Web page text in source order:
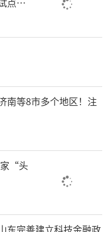
南等8市多个地区！注
家“头
东完善建立科技金融政